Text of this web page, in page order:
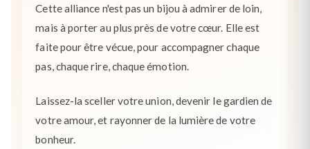
Cette alliance n'est pas un bijou à admirer de loin,
mais à porter au plus près de votre cœur. Elle est
faite pour être vécue, pour accompagner chaque
pas, chaque rire, chaque émotion.
Laissez-la sceller votre union, devenir le gardien de
votre amour, et rayonner de la lumière de votre
bonheur.